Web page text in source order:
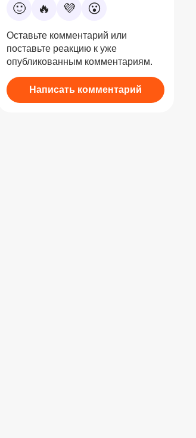
🙂 🔥 💜 😮
Оставьте комментарий или
поставьте реакцию к уже
опубликованным комментариям.
Написать комментарий